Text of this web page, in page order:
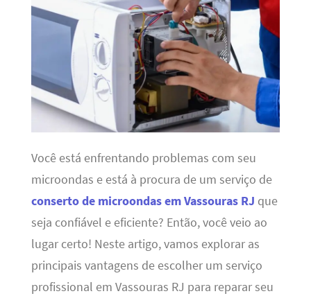
Você está enfrentando problemas com seu
microondas e está à procura de um serviço de
conserto de microondas em Vassouras RJ que
seja confiável e eficiente? Então, você veio ao
lugar certo! Neste artigo, vamos explorar as
principais vantagens de escolher um serviço
profissional em Vassouras RJ para reparar seu